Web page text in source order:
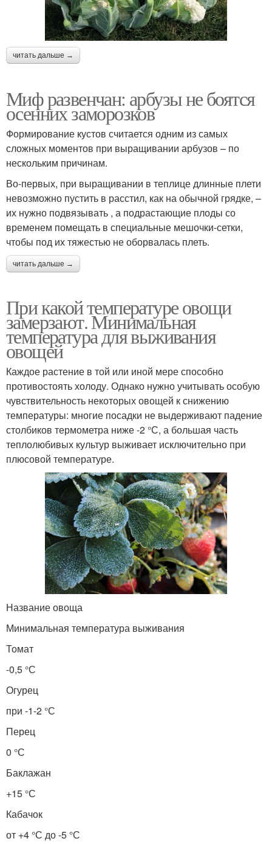
читать дальше →
Миф развенчан: арбузы не боятся
осенних заморозков
Формирование кустов считается одним из самых
сложных моментов при выращивании арбузов – по
нескольким причинам.
Во-первых, при выращивании в теплице длинные плети
невозможно пустить в расстил, как на обычной грядке, –
их нужно подвязывать , а подрастающие плоды со
временем помещать в специальные мешочки-сетки,
чтобы под их тяжестью не оборвалась плеть.
читать дальше →
При какой температуре овощи
замерзают. Минимальная
температура для выживания
овощей
Каждое растение в той или иной мере способно
противостоять холоду. Однако нужно учитывать особую
чувствительность некоторых овощей к снижению
температуры: многие посадки не выдерживают падение
столбиков термометра ниже -2 °С, а большая часть
теплолюбивых культур выживает исключительно при
плюсовой температуре.
Название овоща
Минимальная температура выживания
Томат
-0,5 °С
Огурец
при -1-2 °С
Перец
0 °С
Баклажан
+15 °С
Кабачок
от +4 °С до -5 °С